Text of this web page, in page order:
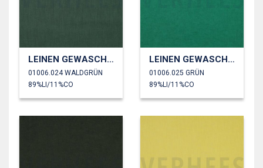
LEINEN GEWASCHEN 170 GM2
01006.024 WALDGRÜN
89%LI/11%CO
LEINEN GEWASCHEN 170 GM2
01006.025 GRÜN
89%LI/11%CO